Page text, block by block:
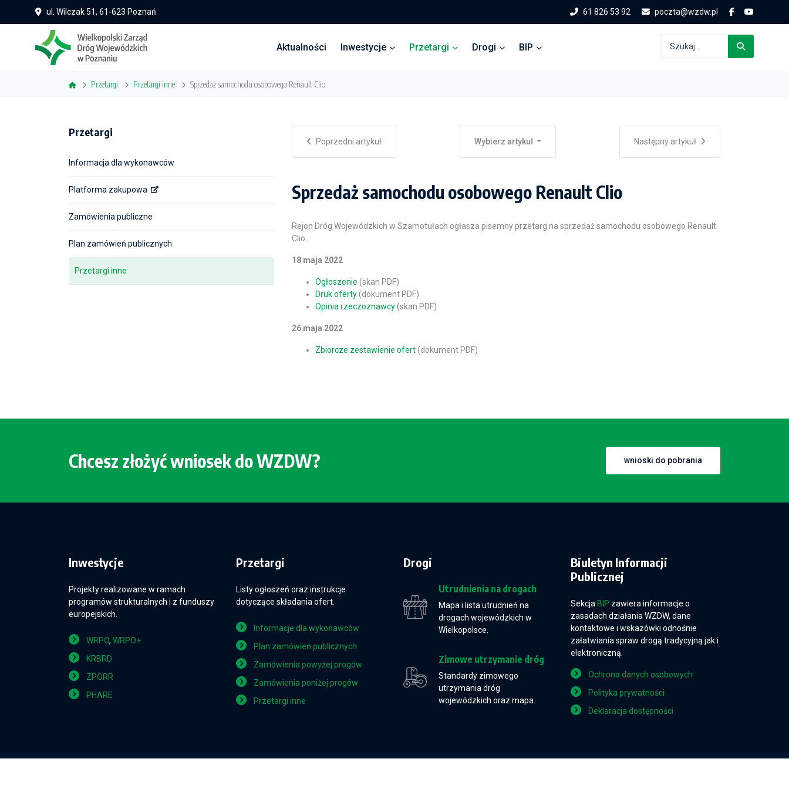
ul. Wilczak 51, 61-623 Poznań 61 826 53 92 poczta@wzdw.pl
Aktualności Inwestycje Przetargi Drogi BIP
Przetargi Przetargi inne Sprzedaż samochodu osobowego Renault Clio
Przetargi
Informacja dla wykonawców
Platforma zakupowa
Zamówienia publiczne
Plan zamówień publicznych
Przetargi inne
Poprzedni artykuł Wybierz artykuł Następny artykuł
Sprzedaż samochodu osobowego Renault Clio
Rejon Dróg Wojewódzkich w Szamotułach ogłasza pisemny przetarg na sprzedaż samochodu osobowego Renault
Clio.
18 maja 2022
Ogłoszenie (skan PDF)
Druk oferty(dokument PDF)
Opinia rzeczoznawcy(skan PDF)
26 maja 2022
Zbiorcze zestawienie ofert(dokument PDF)
Chcesz złożyć wniosek do WZDW? wnioski do pobrania
Inwestycje
Projekty realizowane w ramach
programów strukturalnych i z funduszy
europejskich.
WRPO, WRPO+
KRBRD
ZPORR
PHARE
Przetargi
Listy ogłoszeń oraz instrukcje
dotyczące składania ofert.
Informacje dla wykonawców
Plan zamówień publicznych
Zamówienia powyżej progów
Zamówienia poniżej progów
Przetargi inne
Drogi
Utrudnienia na drogach
Mapa i lista utrudnień na
drogach wojewódzkich w
Wielkopolsce.
Zimowe utrzymanie dróg
Standardy zimowego
utrzymania dróg
wojewódzkich oraz mapa.
Biuletyn Informacji
Publicznej
Sekcja BIP zawiera informacje o
zasadach działania WZDW, dane
kontaktowe i wskazówki odnośnie
załatwiania spraw drogą tradycyjną jak i
elektroniczną.
Ochrona danych osobowych
Polityka prywatności
Deklaracja dostępności